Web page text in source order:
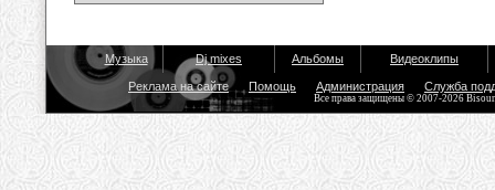
Музыка Dj mixes Альбомы Видеоклипы
Реклама на сайте Помощь Администрация Служба
Все права защищены © 2007-2026